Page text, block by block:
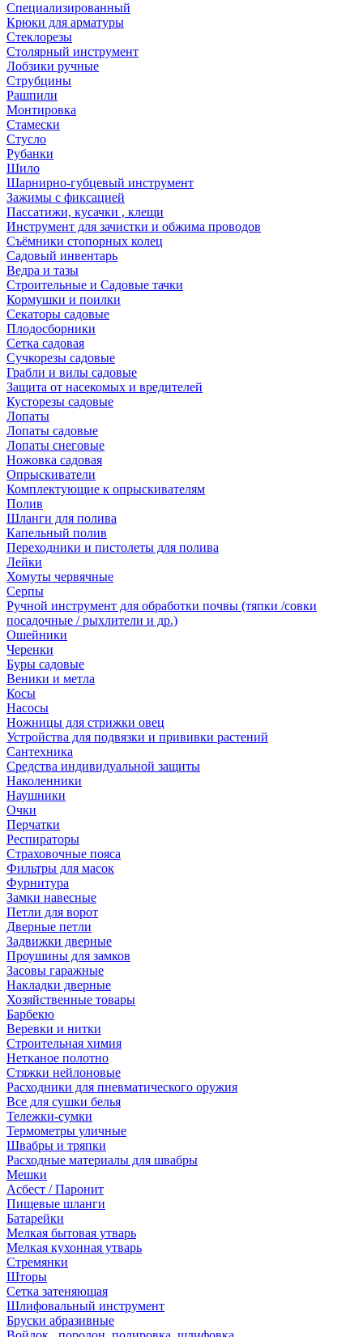
Специализированный
Крюки для арматуры
Стеклорезы
Столярный инструмент
Лобзики ручные
Струбцины
Рашпили
Монтировка
Стамески
Стусло
Рубанки
Шило
Шарнирно-губцевый инструмент
Зажимы с фиксацией
Пассатижи, кусачки , клещи
Инструмент для зачистки и обжима проводов
Съёмники стопорных колец
Садовый инвентарь
Ведра и тазы
Строительные и Садовые тачки
Кормушки и поилки
Секаторы садовые
Плодосборники
Сетка садовая
Сучкорезы садовые
Грабли и вилы садовые
Защита от насекомых и вредителей
Кусторезы садовые
Лопаты
Лопаты садовые
Лопаты снеговые
Ножовка садовая
Опрыскиватели
Комплектующие к опрыскивателям
Полив
Шланги для полива
Капельный полив
Переходники и пистолеты для полива
Лейки
Хомуты червячные
Серпы
Ручной инструмент для обработки почвы (тяпки /совки
посадочные / рыхлители и др.)
Ошейники
Черенки
Буры садовые
Веники и метла
Косы
Насосы
Ножницы для стрижки овец
Устройства для подвязки и прививки растений
Сантехника
Средства индивидуальной защиты
Наколенники
Наушники
Очки
Перчатки
Респираторы
Страховочные пояса
Фильтры для масок
Фурнитура
Замки навесные
Петли для ворот
Дверные петли
Задвижки дверные
Проушины для замков
Засовы гаражные
Накладки дверные
Хозяйственные товары
Барбекю
Веревки и нитки
Строительная химия
Нетканое полотно
Стяжки нейлоновые
Расходники для пневматического оружия
Все для сушки белья
Тележки-сумки
Термометры уличные
Швабры и тряпки
Расходные материалы для швабры
Мешки
Асбест / Паронит
Пищевые шланги
Батарейки
Мелкая бытовая утварь
Мелкая кухонная утварь
Стремянки
Шторы
Сетка затеняющая
Шлифовальный инструмент
Бруски абразивные